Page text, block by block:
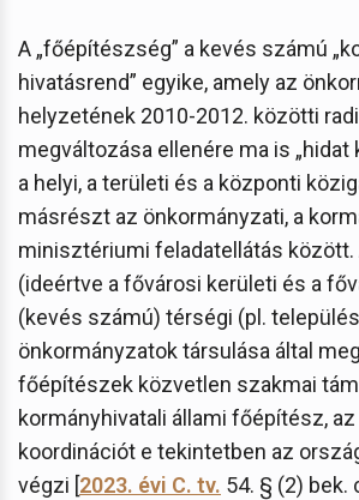
A „főépítészség” a kevés számú
hivatásrend” egyike, amely az
helyzetének 2010-2012. közötti
megváltozása ellenére ma is „hidat
a helyi, a területi és a központi
másrészt az önkormányzati, a
minisztériumi feladatellátás között.
(ideértve a fővárosi kerületi és a
(kevés számú) térségi (pl.
önkormányzatok társulása által
főépítészek közvetlen szakmai
kormányhivatali állami főépítész,
koordinációt e tekintetben az
végzi [2023. évi C. tv. 54. § (2) bek.